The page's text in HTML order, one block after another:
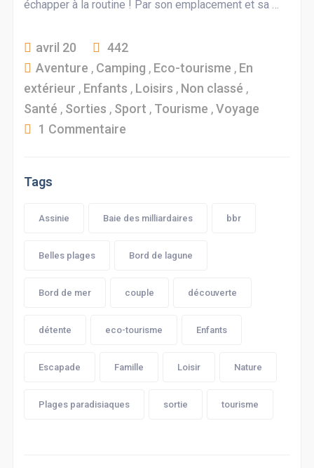
échapper à la routine ! Par son emplacement et sa …
avril 20
442
Aventure , Camping , Eco-tourisme , En
extérieur , Enfants , Loisirs , Non classé ,
Santé , Sorties , Sport , Tourisme ,Voyage
1 Commentaire
Tags
Assinie Baie des milliardaires bbr
Belles plages Bord de lagune
Bord de mer couple découverte
détente eco-tourisme Enfants
Escapade Famille Loisir Nature
Plages paradisiaques sortie tourisme